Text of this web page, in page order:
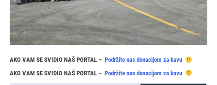
AKO VAM SE SVIDIO NAŠ PORTAL – Podržite nas donacijom za kavu
AKO VAM SE SVIDIO NAŠ PORTAL – Podržite nas donacijom za kavu